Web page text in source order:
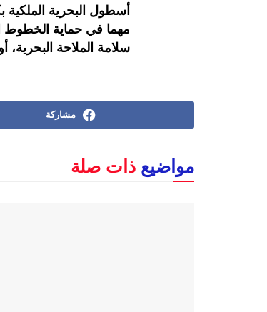
أسطول البحرية
مهما في حماية الخطوط
سلامة الملاحة البحرية،
مشاركة
مواضيع ذات صلة